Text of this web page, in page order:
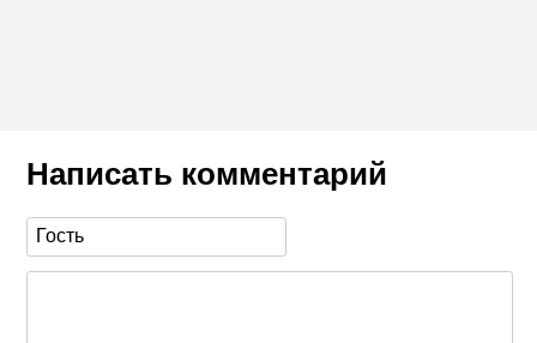
Написать комментарий